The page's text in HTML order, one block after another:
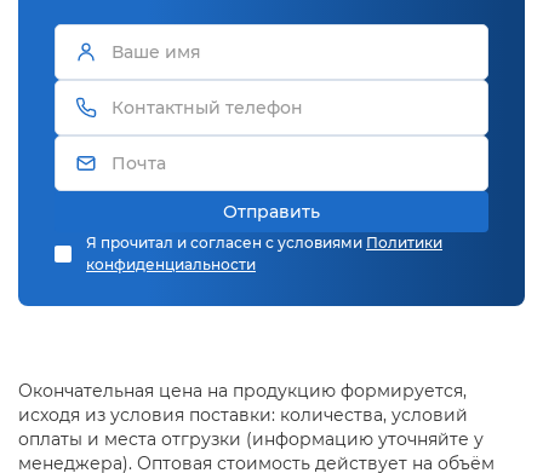
Отправить
Я прочитал и согласен с условиями Политики
конфиденциальности
Окончательная цена на продукцию формируется,
исходя из условия поставки: количества, условий
оплаты и места отгрузки (информацию уточняйте у
менеджера). Оптовая стоимость действует на объём